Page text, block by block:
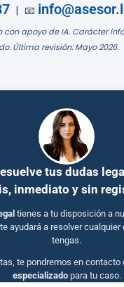
| 📧
apoyo de IA. Carácter
Última revisión: Mayo 2026.
tus dudas
inmediato y sin
tienes a tu disposición a
ayudará a resolver cualquier
tengas.
te pondremos en contacto
especializadopara tu caso.